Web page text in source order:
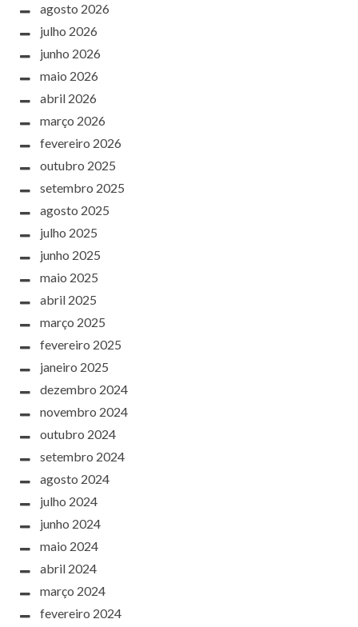
agosto 2026
julho 2026
junho 2026
maio 2026
abril 2026
março 2026
fevereiro 2026
outubro 2025
setembro 2025
agosto 2025
julho 2025
junho 2025
maio 2025
abril 2025
março 2025
fevereiro 2025
janeiro 2025
dezembro 2024
novembro 2024
outubro 2024
setembro 2024
agosto 2024
julho 2024
junho 2024
maio 2024
abril 2024
março 2024
fevereiro 2024